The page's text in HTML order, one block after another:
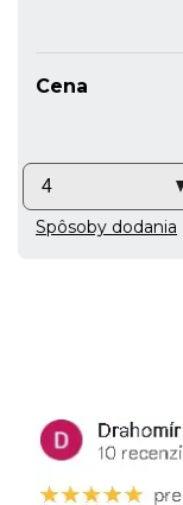
Cena
Spôsoby dodania